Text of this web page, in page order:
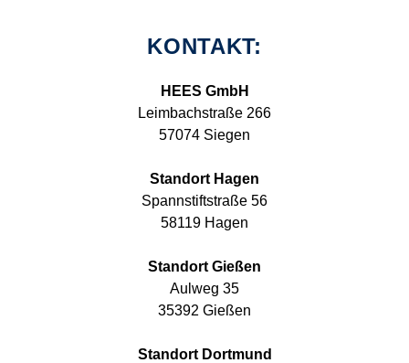
KONTAKT:
HEES GmbH
Leimbachstraße 266
57074 Siegen
Standort Hagen
Spannstiftstraße 56
58119 Hagen
Standort Gießen
Aulweg 35
35392 Gießen
Standort Dortmund